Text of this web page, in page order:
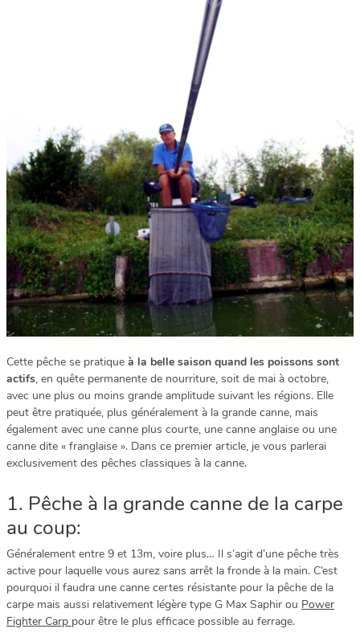
Cette pêche se pratique à la belle saison quand les poissons sont
actifs, en quête permanente de nourriture, soit de mai à octobre,
avec une plus ou moins grande amplitude suivant les régions. Elle
peut être pratiquée, plus généralement à la grande canne, mais
également avec une canne plus courte, une canne anglaise ou une
canne dite « franglaise ». Dans ce premier article, je vous parlerai
exclusivement des pêches classiques à la canne.
1. Pêche à la grande canne de la carpe
au coup:
Généralement entre 9 et 13m, voire plus… Il s’agit d’une pêche très
active pour laquelle vous aurez sans arrêt la fronde à la main. C’est
pourquoi il faudra une canne certes résistante pour la pêche de la
carpe mais aussi relativement légère type G Max Saphir ou Power
Fighter Carp pour être le plus efficace possible au ferrage.